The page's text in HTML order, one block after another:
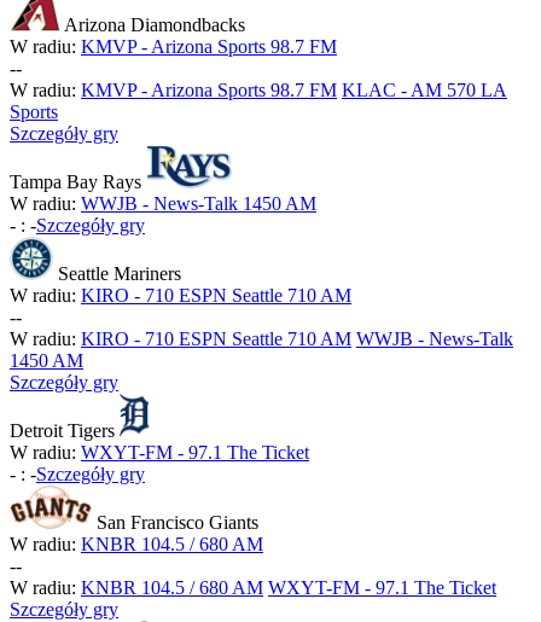
Arizona Diamondbacks
W radiu: KMVP - Arizona Sports 98.7 FM
--
W radiu: KMVP - Arizona Sports 98.7 FM KLAC - AM 570 LA
Sports
Szczegóły gry
Tampa Bay Rays
W radiu: WWJB - News-Talk 1450 AM
- : -Szczegóły gry
Seattle Mariners
W radiu: KIRO - 710 ESPN Seattle 710 AM
--
W radiu: KIRO - 710 ESPN Seattle 710 AM WWJB - News-Talk
1450 AM
Szczegóły gry
Detroit Tigers
W radiu: WXYT-FM - 97.1 The Ticket
- : -Szczegóły gry
San Francisco Giants
W radiu: KNBR 104.5 / 680 AM
--
W radiu: KNBR 104.5 / 680 AM WXYT-FM - 97.1 The Ticket
Szczegóły gry